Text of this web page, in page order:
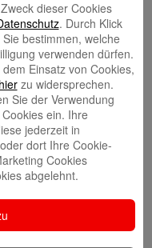
im Supermarkt
Einkauf in eine
darauf gibt es
könnte verunreinigt sein
verunreinigen.
kostet nicht viel. Sie
Joghurt essen, aufs Jahr
Sie sparen: Besorgen
kann.
Glasflaschen oder
Sie schon einmal von
Wassertropfen sehen,
auffüllen.
dieser Cookies
. Durch Klick
bestimmen, welche
verwenden dürfen.
Einsatz von Cookies,
hierzu widersprechen.
Sie der Verwendung
ein. Ihre
jederzeit in
dort Ihre Cookie-
Cookies
abgelehnt.